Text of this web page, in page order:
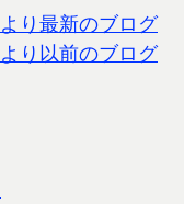
より最新のブログ
より以前のブログ